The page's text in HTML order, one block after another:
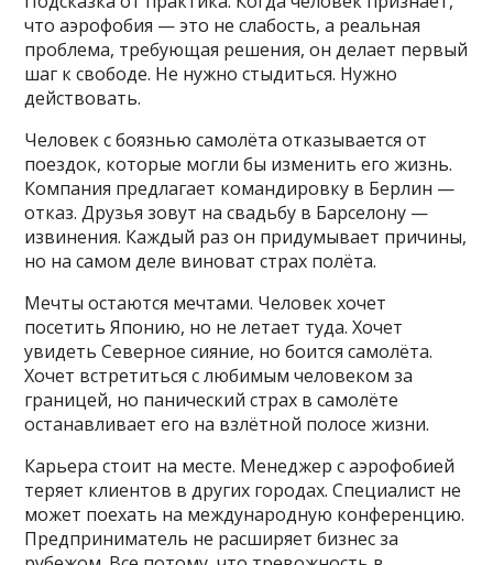
что аэрофобия — это не слабость, а реальная
проблема, требующая решения, он делает первый
шаг к свободе. Не нужно стыдиться. Нужно
действовать.
Человек с боязнью самолёта отказывается от
поездок, которые могли бы изменить его жизнь.
Компания предлагает командировку в Берлин —
отказ. Друзья зовут на свадьбу в Барселону —
извинения. Каждый раз он придумывает причины,
но на самом деле виноват страх полёта.
Мечты остаются мечтами. Человек хочет
посетить Японию, но не летает туда. Хочет
увидеть Северное сияние, но боится самолёта.
Хочет встретиться с любимым человеком за
границей, но панический страх в самолёте
останавливает его на взлётной полосе жизни.
Карьера стоит на месте. Менеджер с аэрофобией
теряет клиентов в других городах. Специалист не
может поехать на международную конференцию.
Предприниматель не расширяет бизнес за